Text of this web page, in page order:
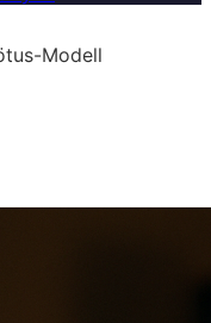
Modell